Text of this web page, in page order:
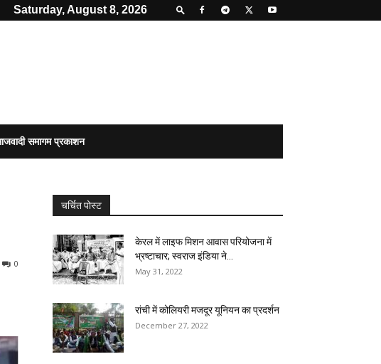
Saturday, August 8, 2026
समागम प्रकाशन
0
चर्चित पोस्ट
केरल में लाइफ मिशन आवास परियोजना में
भ्रष्टाचार; स्वराज इंडिया ने...
May 31, 2022
रांची में कोलियरी मजदूर यूनियन का प्रदर्शन
December 27, 2022